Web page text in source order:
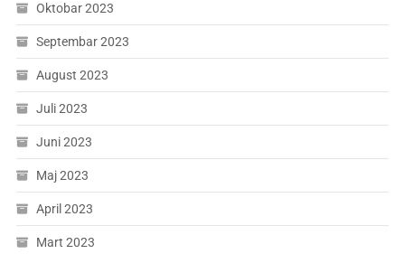
Oktobar 2023
Septembar 2023
August 2023
Juli 2023
Juni 2023
Maj 2023
April 2023
Mart 2023